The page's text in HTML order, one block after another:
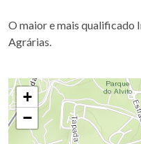
O maior e mais qualificado
Agrárias.
+
−